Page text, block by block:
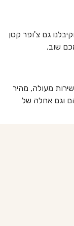
גם צ'ופר קטן
שוב.
מעולה, מהיר
וגם אחלה של